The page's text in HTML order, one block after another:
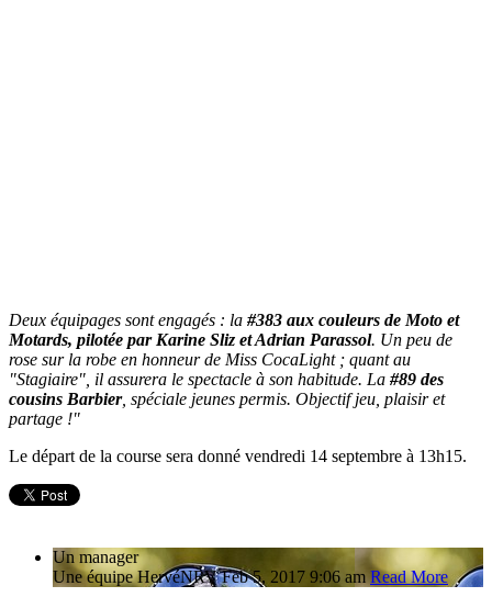
Deux équipages sont engagés : la #383 aux couleurs de Moto et
Motards, pilotée par Karine Sliz et Adrian Parassol. Un peu de
rose sur la robe en honneur de Miss CocaLight ; quant au
"Stagiaire", il assurera le spectacle à son habitude. La #89 des
cousins Barbier, spéciale jeunes permis. Objectif jeu, plaisir et
partage !"
Le départ de la course sera donné vendredi 14 septembre à 13h15.
Un manager
Une équipe HervéNRV Feb 5, 2017 9:06 amRead More